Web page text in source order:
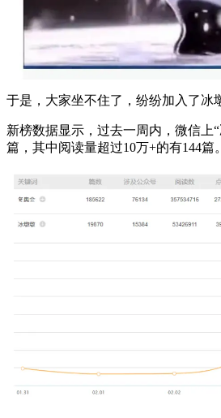
于是，大家坐不住了，纷纷加入了冰
新榜数据显示，过去一周内，微信上
篇，其中阅读量超过10万+的有144篇。